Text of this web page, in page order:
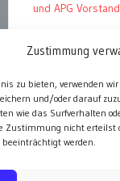
Zustimmung
zu bieten, verwenden wir
und/oder darauf
wie das Surfverhalten
Zustimmung nicht erteilst
werden.
und APG Vorstand
alle Events